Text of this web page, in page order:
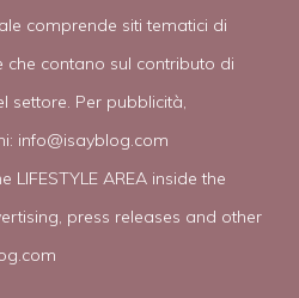
comprende siti tematici di
contano sul contributo di
settore. Per pubblicità,
info@isayblog.com
AREA inside the
press releases and other